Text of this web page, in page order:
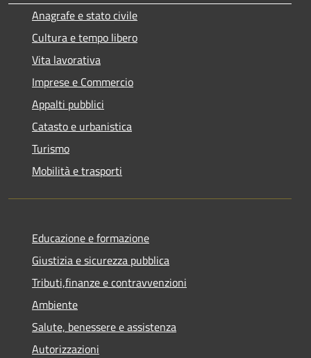
Anagrafe e stato civile
Cultura e tempo libero
Vita lavorativa
Imprese e Commercio
Appalti pubblici
Catasto e urbanistica
Turismo
Mobilità e trasporti
Educazione e formazione
Giustizia e sicurezza pubblica
Tributi,finanze e contravvenzioni
Ambiente
Salute, benessere e assistenza
Autorizzazioni